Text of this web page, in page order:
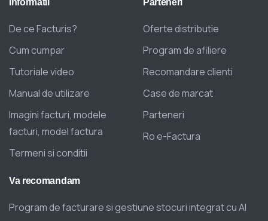
De ce Facturis?
Cum cumpar
Tutoriale video
Manual de utilizare
Imagini facturi, modele
facturi, model factura
Termeni si conditii
Oferte distributie
Program de afiliere
Recomandare clienti
Case de marcat
Parteneri
Ro e-Factura
Va recomandam
Program de facturare si gestiune stocuri integrat cu AI